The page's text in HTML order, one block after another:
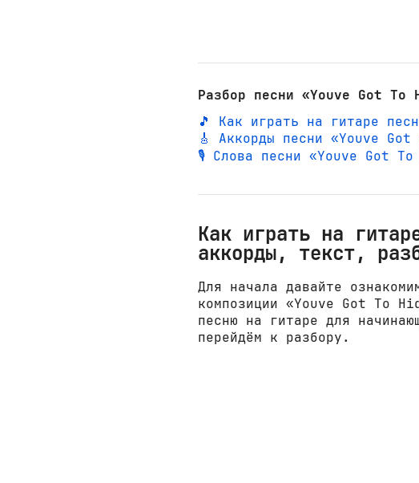
Разбор песни «Youve Got
🎵 Как играть на гитаре
🎸 Аккорды песни «Youve
🎙️ Слова песни «Youve Got
Как играть на
аккорды, текст,
Для начала давайте
композиции «Youve Got To
песню на гитаре для
перейдём к разбору.